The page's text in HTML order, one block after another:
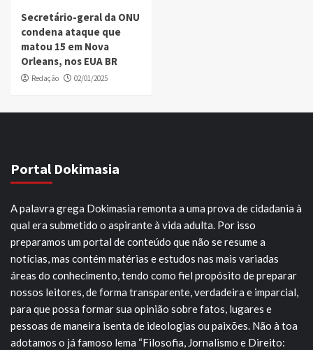
Secretário-geral da ONU
condena ataque que
matou 15 em Nova
Orleans, nos EUA BR
Redação 02/01/2025
Portal Dokimasia
A palavra grega Dokimasia remonta a uma prova de cidadania à
qual era submetido o aspirante à vida adulta. Por isso
preparamos um portal de conteúdo que não se resume a
notícias, mas contém matérias e estudos nas mais variadas
áreas do conhecimento, tendo como fiel propósito de preparar
nossos leitores, de forma transparente, verdadeira e imparcial,
para que possa formar sua opinião sobre fatos, lugares e
pessoas de maneira isenta de ideologias ou paixões. Não à toa
adotamos o já famoso lema “Filosofia, Jornalismo e Direito: